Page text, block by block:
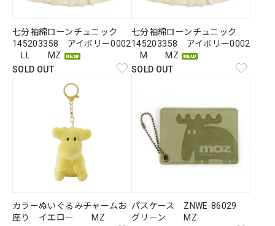
七分袖綿ローンチュニック
145203358 アイボリー0002
LL MZ
SOLD OUT
七分袖綿ローンチュニック
145203358 アイボリー0002
M MZ
SOLD OUT
カラーぬいぐるみチャームお
座り イエロー MZ
パスケース ZNWE-86029
グリーン MZ